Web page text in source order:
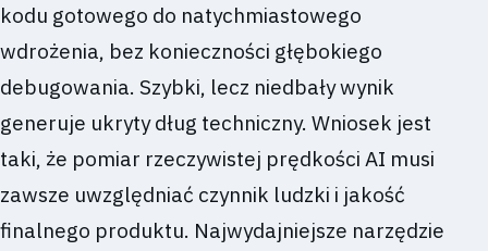
kodu gotowego do natychmiastowego
wdrożenia, bez konieczności głębokiego
debugowania. Szybki, lecz niedbały wynik
generuje ukryty dług techniczny. Wniosek jest
taki, że pomiar rzeczywistej prędkości AI musi
zawsze uwzględniać czynnik ludzki i jakość
finalnego produktu. Najwydajniejsze narzędzie